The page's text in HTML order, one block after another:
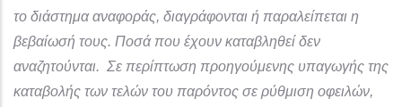
το διάστημα αναφοράς, διαγράφονται ή παραλείπεται η
βεβαίωσή τους. Ποσά που έχουν καταβληθεί δεν
αναζητούνται. Σε περίπτωση προηγούμενης υπαγωγής της
καταβολής των τελών του παρόντος σε ρύθμιση οφειλών,